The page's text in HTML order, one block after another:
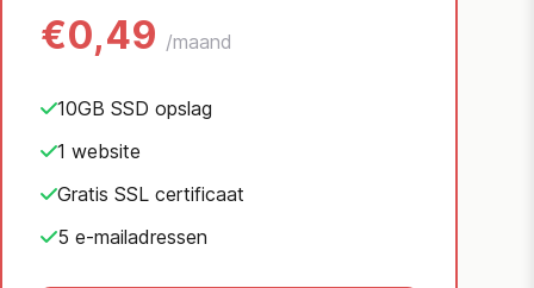
€0,49 /maand
10GB SSD opslag
1 website
Gratis SSL certificaat
5 e-mailadressen